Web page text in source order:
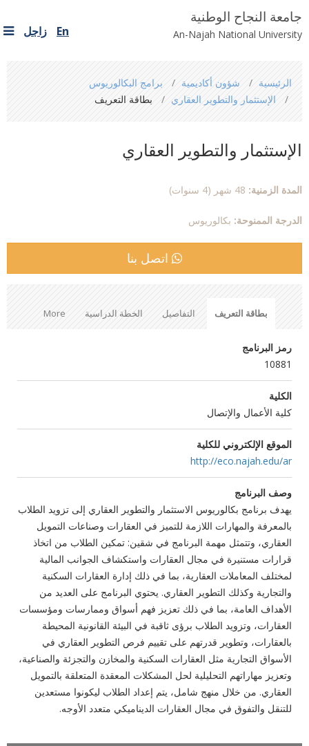
جامعة النجاح الوطنية
An-Najah National University
En زاجل
are
here
الرئيسية شؤون أكاديمية
برامج البكالوريوس
الإستثمار والتطوير العقاري
بطاقة التعريف
الإستثمار والتطوير العقاري
المدة الزمنية:
الدرجة الممنوحة: بكالوريوس
اتصل بنا
بطاقة التعريف التفاصيل الخطة الدراسية More
رمز البرنامج
10881
الكلية
كلية الأعمال والإتصال
الموقع الإلكتروني للكلية
http://eco.najah.edu/ar
وصف البرنامج
يهدف برنامج بكالوريوس الاستثمار والتطوير العقاري إلى تزويد الطلاب
بالمعرفة والمهارات اللازمة للتميز في العقارات وصناعات التمويل
العقاري، وتتمثل مهمة البرنامج في شقين: تمكين الطلاب من اتخاذ
قرارات مستنيرة في مجال العقارات واستكشاف الجوانب المالية
لمختلف المعاملات العقارية، بما في ذلك إدارة العقارات السكنية
والتجارية وكذلك التطوير العقاري. يحتوي البرنامج على العديد من
الأهداف العامة، بما في ذلك تعزيز فهم أسواق وممارسات ومؤسسات
العقارات، وتزويد الطلاب برؤى ثاقبة في البيئة القانونية المحيطة
بالعقارات، وتطوير قدرتهم على تقييم فرص التطوير العقاري في
الأسواق التجارية مثل العقارات السكنية والمخازن والتجزئة والصناعية،
وتعزيز مهاراتهم التحليلية لحل المشكلات المعقدة المتعلقة بالتمويل
العقاري. من خلال منهج شامل، يتم إعداد الطلاب ليكونوا مستعدين
للتنقل والتفوق في مجال العقارات الديناميكي متعدد الأوجه.